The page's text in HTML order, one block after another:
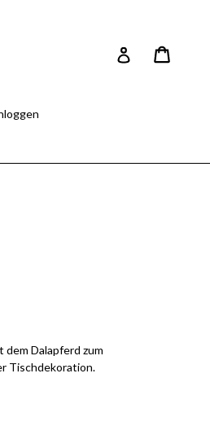
Einloggen
Dalapferd zum
Tischdekoration.